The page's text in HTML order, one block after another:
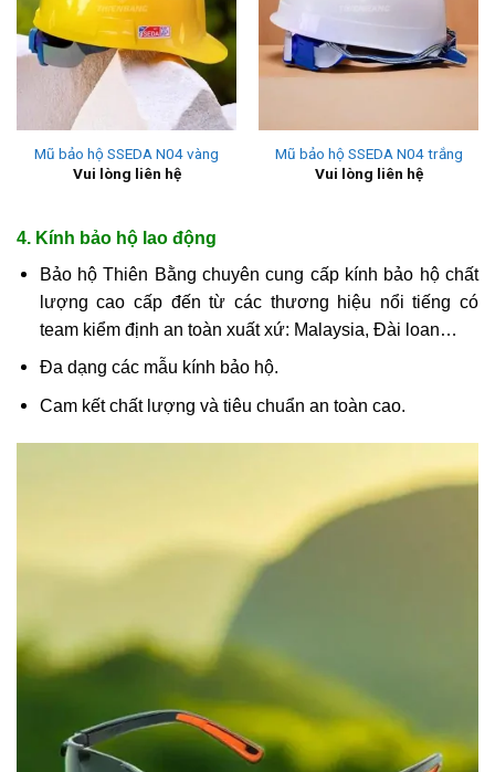
Mũ bảo hộ SSEDA N04 vàng
Vui lòng liên hệ
Mũ bảo hộ SSEDA N04 trắng
Vui lòng liên hệ
4. Kính bảo hộ lao động
Bảo hộ Thiên Bằng chuyên cung cấp kính bảo hộ chất
lượng cao cấp đến từ các thương hiệu nổi tiếng có
team kiểm định an toàn xuất xứ: Malaysia, Đài loan…
Đa dạng các mẫu kính bảo hộ.
Cam kết chất lượng và tiêu chuẩn an toàn cao.